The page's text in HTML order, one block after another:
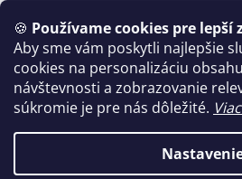
🍪 Používame cookies pre lepší
Aby sme vám poskytli najlepšie
cookies na personalizáciu
návštevnosti a zobrazovanie
súkromie je pre nás dôležité.
Florianshop